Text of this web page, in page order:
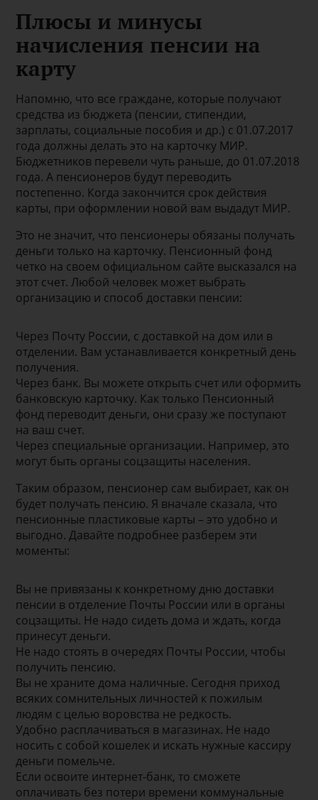
Плюсы и минусы
начисления пенсии на
карту
Напомню, что все граждане, которые получают
средства из бюджета (пенсии, стипендии,
зарплаты, социальные пособия и др.) с 01.07.2017
года должны делать это на карточку МИР.
Бюджетников перевели чуть раньше, до 01.07.2018
года. А пенсионеров будут переводить
постепенно. Когда закончится срок действия
карты, при оформлении новой вам выдадут МИР.
Это не значит, что пенсионеры обязаны получать
деньги только на карточку. Пенсионный фонд
четко на своем официальном сайте высказался на
этот счет. Любой человек может выбрать
организацию и способ доставки пенсии:
Через Почту России, с доставкой на дом или в
отделении. Вам устанавливается конкретный день
получения.
Через банк. Вы можете открыть счет или оформить
банковскую карточку. Как только Пенсионный
фонд переводит деньги, они сразу же поступают
на ваш счет.
Через специальные организации. Например, это
могут быть органы соцзащиты населения.
Таким образом, пенсионер сам выбирает, как он
будет получать пенсию. Я вначале сказала, что
пенсионные пластиковые карты – это удобно и
выгодно. Давайте подробнее разберем эти
моменты:
Вы не привязаны к конкретному дню доставки
пенсии в отделение Почты России или в органы
соцзащиты. Не надо сидеть дома и ждать, когда
принесут деньги.
Не надо стоять в очередях Почты России, чтобы
получить пенсию.
Вы не храните дома наличные. Сегодня приход
всяких сомнительных личностей к пожилым
людям с целью воровства не редкость.
Удобно расплачиваться в магазинах. Не надо
носить с собой кошелек и искать нужные кассиру
деньги помельче.
Если освоите интернет-банк, то сможете
оплачивать без потери времени коммунальные